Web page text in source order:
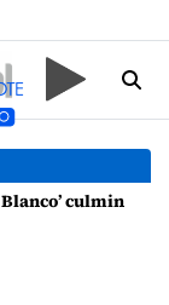
gran mural en Punta Mujeres